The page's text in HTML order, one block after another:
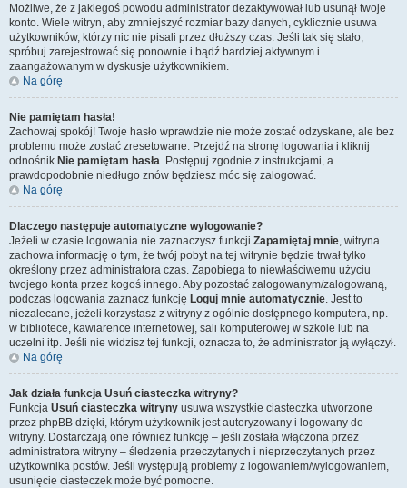
Możliwe, że z jakiegoś powodu administrator dezaktywował lub usunął twoje
konto. Wiele witryn, aby zmniejszyć rozmiar bazy danych, cyklicznie usuwa
użytkowników, którzy nic nie pisali przez dłuższy czas. Jeśli tak się stało,
spróbuj zarejestrować się ponownie i bądź bardziej aktywnym i
zaangażowanym w dyskusje użytkownikiem.
Na górę
Nie pamiętam hasła!
Zachowaj spokój! Twoje hasło wprawdzie nie może zostać odzyskane, ale bez
problemu może zostać zresetowane. Przejdź na stronę logowania i kliknij
odnośnik Nie pamiętam hasła. Postępuj zgodnie z instrukcjami, a
prawdopodobnie niedługo znów będziesz móc się zalogować.
Na górę
Dlaczego następuje automatyczne wylogowanie?
Jeżeli w czasie logowania nie zaznaczysz funkcji Zapamiętaj mnie, witryna
zachowa informację o tym, że twój pobyt na tej witrynie będzie trwał tylko
określony przez administratora czas. Zapobiega to niewłaściwemu użyciu
twojego konta przez kogoś innego. Aby pozostać zalogowanym/zalogowaną,
podczas logowania zaznacz funkcję Loguj mnie automatycznie. Jest to
niezalecane, jeżeli korzystasz z witryny z ogólnie dostępnego komputera, np.
w bibliotece, kawiarence internetowej, sali komputerowej w szkole lub na
uczelni itp. Jeśli nie widzisz tej funkcji, oznacza to, że administrator ją wyłączył.
Na górę
Jak działa funkcja Usuń ciasteczka witryny?
Funkcja Usuń ciasteczka witryny usuwa wszystkie ciasteczka utworzone
przez phpBB dzięki, którym użytkownik jest autoryzowany i logowany do
witryny. Dostarczają one również funkcję – jeśli została włączona przez
administratora witryny – śledzenia przeczytanych i nieprzeczytanych przez
użytkownika postów. Jeśli występują problemy z logowaniem/wylogowaniem,
usunięcie ciasteczek może być pomocne.